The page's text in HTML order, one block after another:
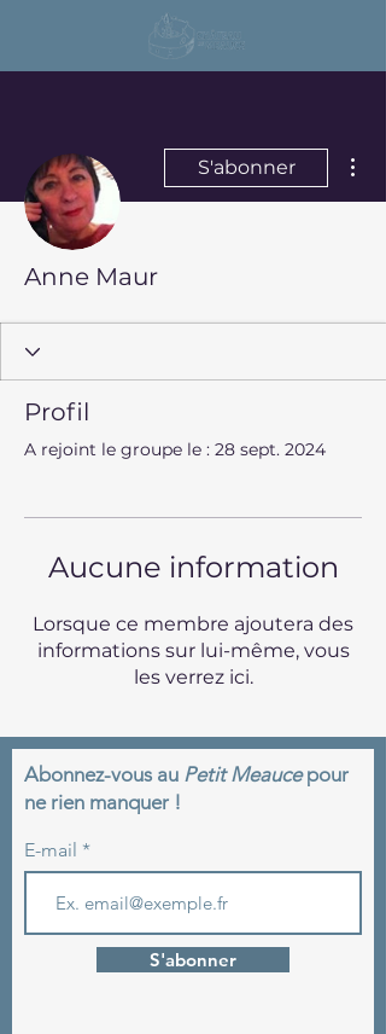
S'abonner
Anne Maur
Profil
A rejoint le groupe le : 28 sept. 2024
Aucune information
Lorsque ce membre ajoutera des
informations sur lui-même, vous
les verrez ici.
Abonnez-vous au Petit Meaucepour
ne rien manquer !
E-mail
S'abonner